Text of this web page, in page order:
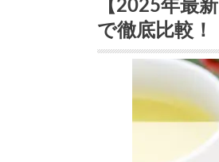
【2025年最
で徹底比較！